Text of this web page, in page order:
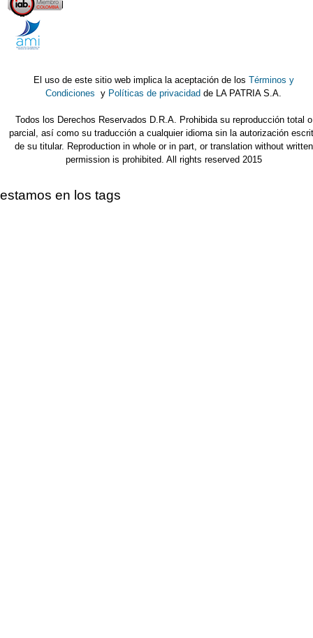
El uso de este sitio web implica la aceptación de los Términos y
Condiciones y Políticas de privacidad de LA PATRIA S.A.
Todos los Derechos Reservados D.R.A. Prohibida su reproducción total o
parcial, así como su traducción a cualquier idioma sin la autorización
de su titular. Reproduction in whole or in part, or translation without written
permission is prohibited. All rights reserved 2015
estamos en los tags